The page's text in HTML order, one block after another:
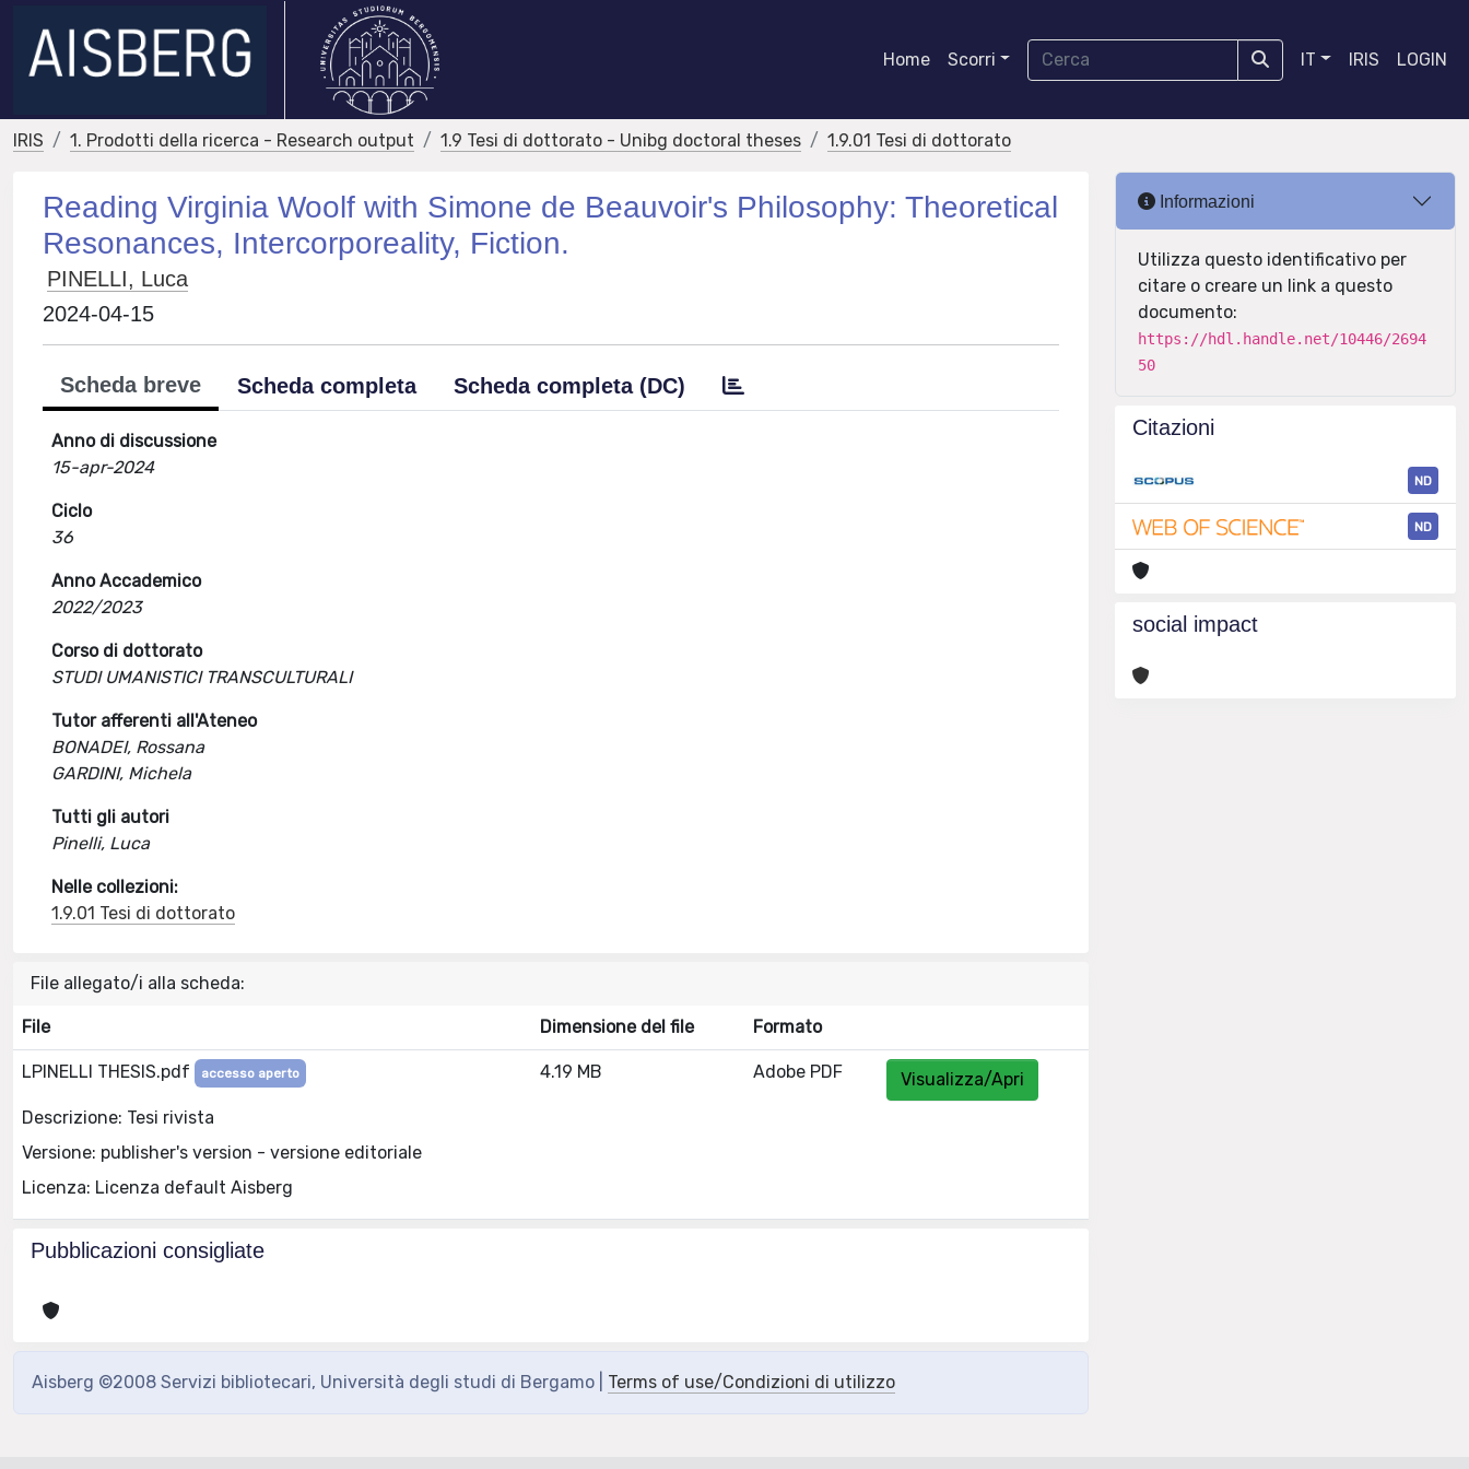
Home Scorri IT IRIS LOGIN
IRIS 1. Prodotti della ricerca - Research output 1.9 Tesi di dottorato - Unibg doctoral theses 1.9.01 Tesi di dottorato
Reading Virginia Woolf with Simone de Beauvoir's Philosophy: Theoretical
Resonances, Intercorporeality, Fiction.
PINELLI, Luca
2024-04-15
Scheda breve Scheda completa Scheda completa (DC)
Anno di discussione
15-apr-2024
Ciclo
36
Anno Accademico
2022/2023
Corso di dottorato
STUDI UMANISTICI TRANSCULTURALI
Tutor afferenti all'Ateneo
BONADEI, Rossana
GARDINI, Michela
Tutti gli autori
Pinelli, Luca
Nelle collezioni:
1.9.01 Tesi di dottorato
File allegato/i alla scheda:
File Dimensione del file Formato
LPINELLI THESIS.pdf accesso aperto
Descrizione: Tesi rivista
Versione: publisher's version - versione editoriale
Licenza: Licenza default Aisberg
4.19 MB Adobe PDF Visualizza/Apri
Pubblicazioni consigliate
Aisberg ©2008 Servizi bibliotecari, Università degli studi di Bergamo | Terms of use/Condizioni di utilizzo
Informazioni
Utilizza questo identificativo per
citare o creare un link a questo
documento:
https://hdl.handle.net/10446/2694
50
Citazioni
ND
ND
social impact